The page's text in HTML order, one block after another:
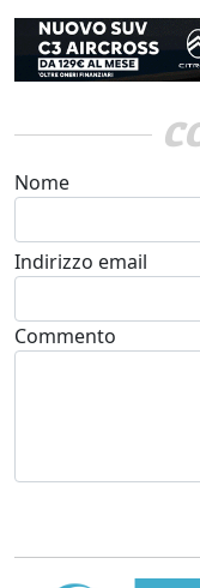
Nome
Indirizzo email
Commento